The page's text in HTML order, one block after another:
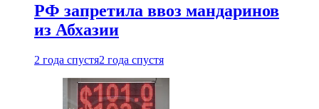
РФ запретила ввоз мандаринов
из Абхазии
2 года спустя2 года спустя